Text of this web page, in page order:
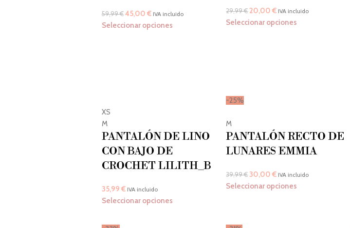
59,99€ 45,00 € IVA incluido
Seleccionar opciones
29,99€ 20,00€ IVA incluido
Seleccionar opciones
XS
M
PANTALÓN DE LINO
CON BAJO DE
CROCHET LILITH_B
35,99 € IVA incluido
Seleccionar opciones
-25%
M
PANTALÓN RECTO DE
LUNARES EMMIA
39,99€ 30,00€ IVA incluido
Seleccionar opciones